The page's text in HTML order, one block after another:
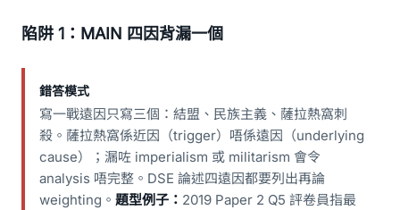
陷阱 1：MAIN 四因背漏一個
錯答模式
寫一戰遠因只寫三個：結盟、民族主義、薩拉熱窩刺
殺。薩拉熱窩係近因（trigger）唔係遠因（underlying
cause）；漏咗 imperialism 或 militarism 會令
analysis 唔完整。DSE 論述四遠因都要列出再論
weighting。 題型例子： 2019 Paper 2 Q5 評卷員指最